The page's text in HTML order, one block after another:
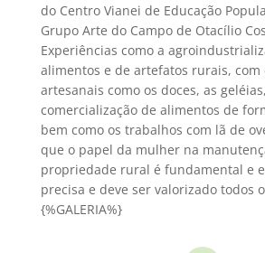
do Centro Vianei de Educação
Grupo Arte do Campo de Otacílio
Experiências como a
alimentos e de artefatos rurais, com
artesanais como os doces, as
comercialização de alimentos de
bem como os trabalhos com lã de
que o papel da mulher na
propriedade rural é fundamental e
precisa e deve ser valorizado todos
{%GALERIA%}